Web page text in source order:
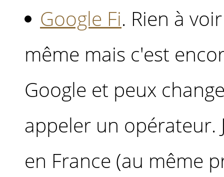
Google Fi. Rien à
même mais c'est
Google et peux
appeler un opérateur.
en France (au même